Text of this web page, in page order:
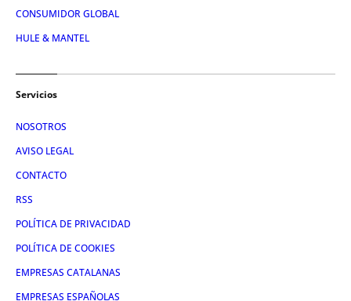
CONSUMIDOR GLOBAL
HULE & MANTEL
Servicios
NOSOTROS
AVISO LEGAL
CONTACTO
RSS
POLÍTICA DE PRIVACIDAD
POLÍTICA DE COOKIES
EMPRESAS CATALANAS
EMPRESAS ESPAÑOLAS